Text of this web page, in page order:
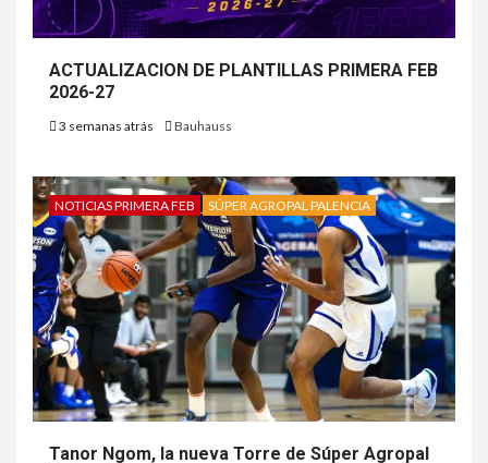
ACTUALIZACION DE PLANTILLAS PRIMERA FEB
2026-27
3 semanas atrás Bauhauss
NOTICIAS PRIMERA FEB SÚPER AGROPAL PALENCIA
Tanor Ngom, la nueva Torre de Súper Agropal